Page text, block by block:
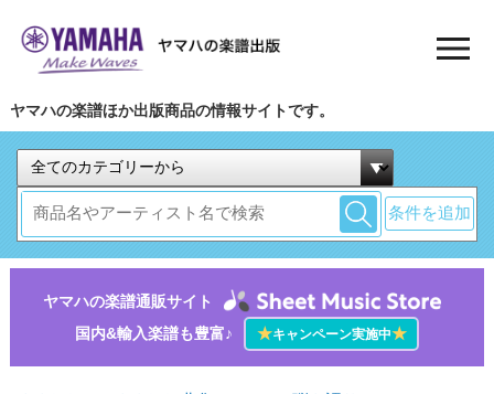
ヤマハの楽譜ほか出版商品の情報サイトです。
条件を追加
ヤマハの楽譜通販サイト
国内&輸入楽譜も豊富♪
★キャンペーン実施中★